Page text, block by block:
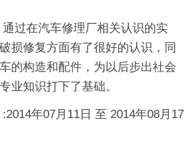
过在汽车修理厂相关认识的实
损修复方面有了很好的认识，同
的构造和配件，为以后步出社会
业知识打下了基础。
年07月11日 至 2014年08月17